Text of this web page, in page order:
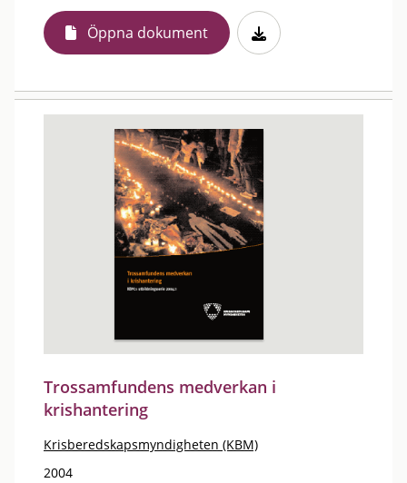
Öppna dokument
Trossamfundens medverkan i
krishantering
Krisberedskapsmyndigheten (KBM)
2004